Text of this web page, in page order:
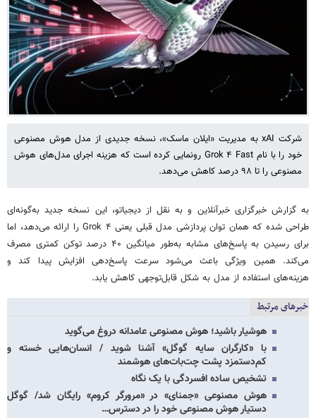
شرکت xAI به مدیریت «ایلان ماسک»، نسخه جدیدی از مدل هوش مصنوعی
خود را با نام Grok ۴ Fast رونمایی کرده است که هزینه اجرای مدل‌های هوش
مصنوعی را تا ۹۸ درصد کاهش می‌دهد.
به گزارش خبرگزاری خبرآنلاین و به نقل از دیجیاتو، این نسخه جدید به‌گونه‌ای
طراحی شده که همان توان پردازشی مدل قبلی یعنی Grok ۴ را ارائه می‌دهد، اما
برای رسیدن به پاسخ‌های مشابه به‌طور میانگین ۴۰ درصد توکن کمتری مصرف
می‌کند. همین ویژگی باعث می‌شود سرعت پاسخ‌دهی افزایش پیدا کند و
هزینه‌های استفاده از مدل به شکل قابل‌توجهی کاهش یابد.
خبرهای مرتبط
هوشیار باشید؛ هوش مصنوعی عامدانه دروغ می‌گوید
با «کارگران سایه گوگل» آشنا شوید / انسان‌هایی خسته و
کم‌دستمزد پشت چت‌بات‌های هوشمند
تشخیص ساده افسردگی با یک نگاه
هوش مصنوعی «جمنای» در «مرورگر کروم» رایگان شد/ گوگل
دستیار هوش مصنوعی خود را در دسترس…